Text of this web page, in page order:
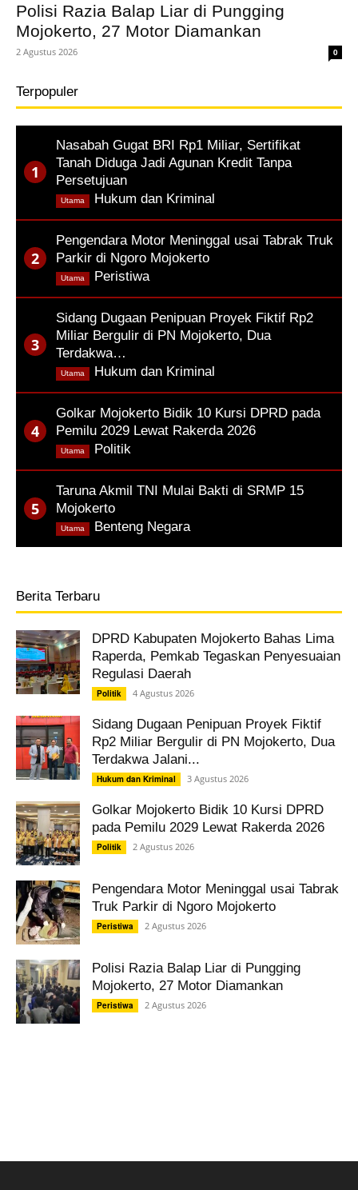
Polisi Razia Balap Liar di Pungging
Mojokerto, 27 Motor Diamankan
2 Agustus 2026 0
Terpopuler
Nasabah Gugat BRI Rp1 Miliar, Sertifikat
Tanah Diduga Jadi Agunan Kredit Tanpa
Persetujuan
Hukum dan Kriminal
Utama
Pengendara Motor Meninggal usai Tabrak Truk
Parkir di Ngoro Mojokerto
Peristiwa
Utama
Sidang Dugaan Penipuan Proyek Fiktif Rp2
Miliar Bergulir di PN Mojokerto, Dua
Terdakwa…
Hukum dan Kriminal
Utama
Golkar Mojokerto Bidik 10 Kursi DPRD pada
Pemilu 2029 Lewat Rakerda 2026
Politik
Utama
Taruna Akmil TNI Mulai Bakti di SRMP 15
Mojokerto
Benteng Negara
Utama
Berita Terbaru
DPRD Kabupaten Mojokerto Bahas Lima
Raperda, Pemkab Tegaskan Penyesuaian
Regulasi Daerah
Politik 4 Agustus 2026
Sidang Dugaan Penipuan Proyek Fiktif
Rp2 Miliar Bergulir di PN Mojokerto, Dua
Terdakwa Jalani...
Hukum dan Kriminal 3 Agustus 2026
Golkar Mojokerto Bidik 10 Kursi DPRD
pada Pemilu 2029 Lewat Rakerda 2026
Politik 2 Agustus 2026
Pengendara Motor Meninggal usai Tabrak
Truk Parkir di Ngoro Mojokerto
Peristiwa 2 Agustus 2026
Polisi Razia Balap Liar di Pungging
Mojokerto, 27 Motor Diamankan
Peristiwa 2 Agustus 2026